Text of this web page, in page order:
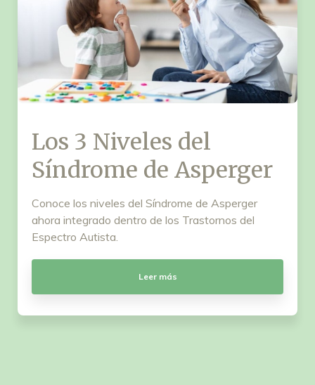
Los 3 Niveles del
Síndrome de Asperger
Conoce los niveles del Síndrome de Asperger
ahora integrado dentro de los Trastornos del
Espectro Autista.
Leer más